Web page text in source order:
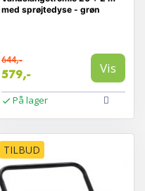
med sprøjtedyse - grøn
644,-
579,- Vis
På lager
TILBUD